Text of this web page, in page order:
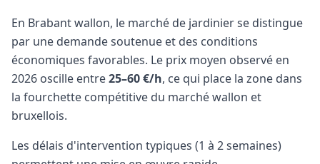
En Brabant wallon, le marché de jardinier se distingue
par une demande soutenue et des conditions
économiques favorables. Le prix moyen observé en
2026 oscille entre25–60 €/h, ce qui place la zone dans
la fourchette compétitive du marché wallon et
bruxellois.
Les délais d'intervention typiques (1 à 2 semaines)